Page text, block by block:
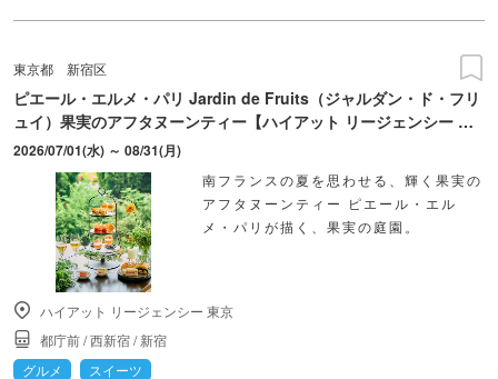
東京都 新宿区
ピエール・エルメ・パリ Jardin de Fruits（ジャルダン・ド・フリ
ュイ）果実のアフタヌーンティー【ハイアット リージェンシー 東
京】
2026/07/01(水) ～ 08/31(月)
南フランスの夏を思わせる、輝く果実の
アフタヌーンティー ピエール・エル
メ・パリが描く、果実の庭園。
ハイアット リージェンシー 東京
都庁前/西新宿/新宿
グルメ
スイーツ